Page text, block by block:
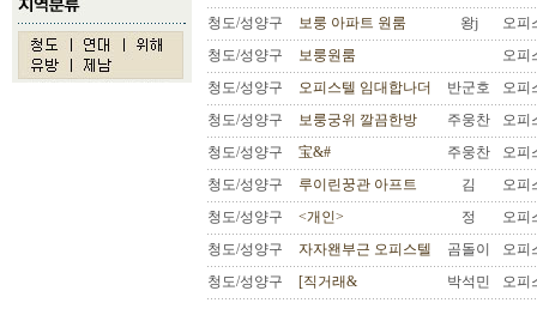
청도/성양구
보룽 아파트 원룸 왕j
오피
청도/성양구
보룽원룸
오피
청도/성양구
오피스텔 임대합나더 반군호
오피
청도/성양구
보룽궁위 깔끔한방 주웅찬
오피
청도/성양구
宝&# 주웅찬
오피
청도/성양구
루이린꿍관 아프트 김
오피
청도/성양구
<개인> 정
오피
청도/성양구
자자왠부근 오피스텔 곰돌이
오피
청도/성양구
[직거래& 박석민 오피